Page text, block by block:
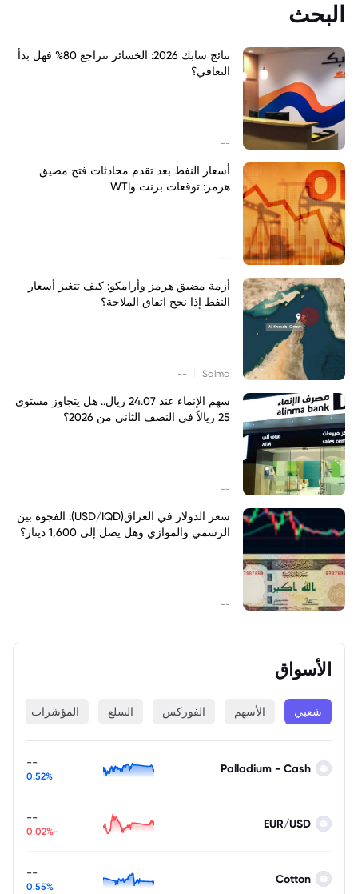
البحث
نتائج سابك 2026: الخسائر تتراجع 80% فهل بدأ
التعافي؟
--
أسعار النفط بعد تقدم محادثات فتح مضيق
هرمز: توقعات برنت وWTI
--
أزمة مضيق هرمز وأرامكو: كيف تتغير أسعار
النفط إذا نجح اتفاق الملاحة؟
Salma
--
سهم الإنماء عند 24.07 ريال.. هل يتجاوز مستوى
25 ريالاً في النصف الثاني من 2026؟
--
سعر الدولار في العراق(USD/IQD): الفجوة بين
الرسمي والموازي وهل يصل إلى 1,600 دينار؟
--
الأسواق
شعبي الأسهم الفوركس السلع المؤشرات
Palladium - Cash
--
0.52%
EUR/USD
--
-0.02%
Cotton
--
0.55%